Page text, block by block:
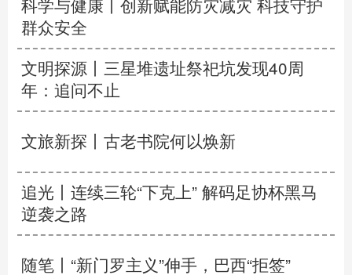
科学与健康丨创新赋能防灾减灾 科技守护
群众安全
文明探源丨三星堆遗址祭祀坑发现40周
年：追问不止
文旅新探丨古老书院何以焕新
追光丨 连续三轮“下克上” 解码足协杯黑马
逆袭之路
随笔丨“新门罗主义”伸手，巴西“拒签”